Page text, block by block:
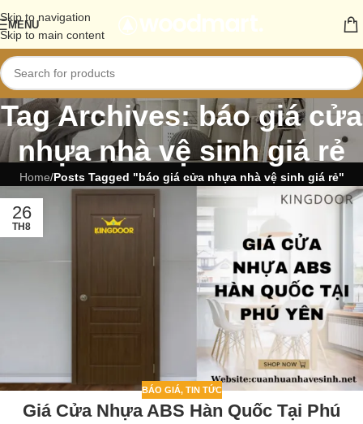
Skip to navigation
Skip to main content
MENU
Tag Archives: báo giá cửa
nhựa nhà vệ sinh giá rẻ
Home/Posts Tagged "báo giá cửa nhựa nhà vệ sinh giá rẻ"
26
TH8
BÁO GIÁ, TIN TỨC
Giá Cửa Nhựa ABS Hàn Quốc Tại Phú